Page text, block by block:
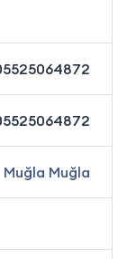
Muğla Muğla